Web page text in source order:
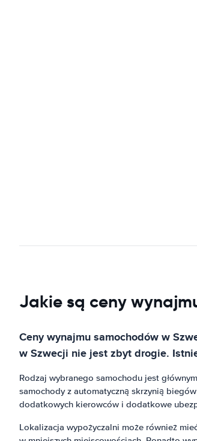
Jakie są ceny
Ceny wynajmu samochodów w
w Szwecji nie jest zbyt drogie.
Rodzaj wybranego samochodu jest
samochody z automatyczną skrzynią
dodatkowych kierowców i dodatkowe
Lokalizacja wypożyczalni może również